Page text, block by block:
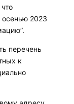
осенью 2023
перечень
к